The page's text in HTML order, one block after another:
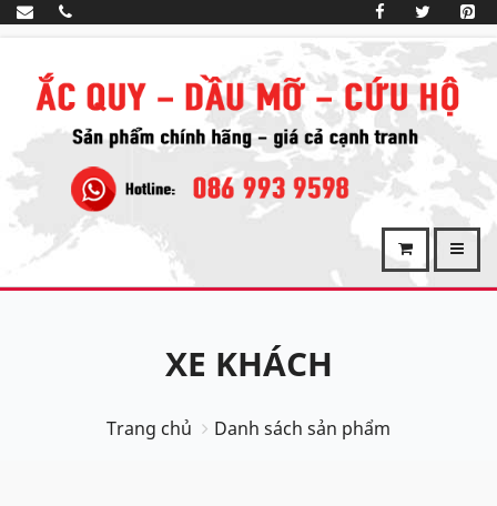
XE KHÁCH
Trang chủ Danh sách sản phẩm